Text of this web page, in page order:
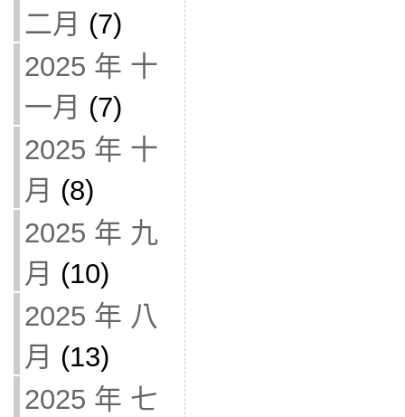
二月 (7)
2025 年 十
一月 (7)
2025 年 十
月 (8)
2025 年 九
月 (10)
2025 年 八
月 (13)
2025 年 七